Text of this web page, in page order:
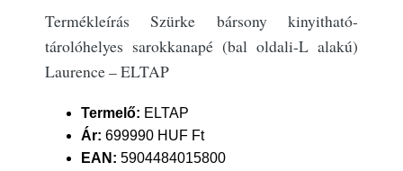
Termékleírás Szürke bársony kinyitható-
tárolóhelyes sarokkanapé (bal oldali-L alakú)
Laurence – ELTAP
Termelő: ELTAP
Ár: 699990 HUF Ft
EAN: 5904484015800